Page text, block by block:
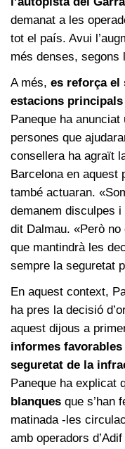
demanat a les
tot el país. Avui
més denses, segons
A més, es reforça el
estacions principals
Paneque ha
persones que
consellera ha agraït
Barcelona en
també actuaran.
demanem disculpes
dit Dalmau. «Però no
que mantindrà les
sempre la seguretat
En aquest context,
ha pres la decisió
aquest dijous a
informes favorables
seguretat de la
Paneque ha explicat
blanques que s’han
matinada -les
amb operadors